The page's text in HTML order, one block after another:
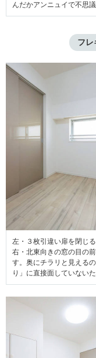
んだかアンニュイで不思
フレ
左・３枚引違い扉を閉じ
右・北東向きの窓の目の
す。奥にチラリと見える
り」に直接面していない